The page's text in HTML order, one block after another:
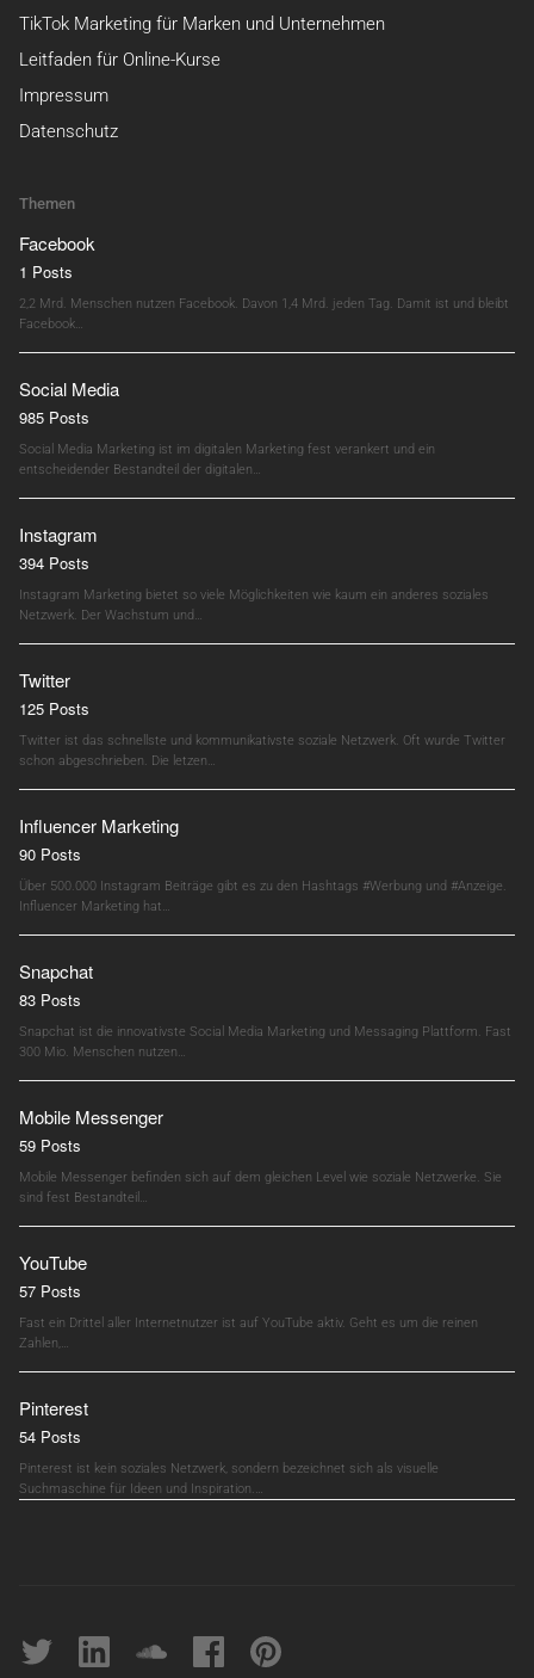
TikTok Marketing für Marken und Unternehmen
Leitfaden für Online-Kurse
Impressum
Datenschutz
Themen
Facebook
1 Posts
2,2 Mrd. Menschen nutzen Facebook. Davon 1,4 Mrd. jeden Tag. Damit ist und bleibt
Facebook…
Social Media
985 Posts
Social Media Marketing ist im digitalen Marketing fest verankert und ein
entscheidender Bestandteil der digitalen…
Instagram
394 Posts
Instagram Marketing bietet so viele Möglichkeiten wie kaum ein anderes soziales
Netzwerk. Der Wachstum und…
Twitter
125 Posts
Twitter ist das schnellste und kommunikativste soziale Netzwerk. Oft wurde Twitter
schon abgeschrieben. Die letzen…
Influencer Marketing
90 Posts
Über 500.000 Instagram Beiträge gibt es zu den Hashtags #Werbung und #Anzeige.
Influencer Marketing hat…
Snapchat
83 Posts
Snapchat ist die innovativste Social Media Marketing und Messaging Plattform. Fast
300 Mio. Menschen nutzen…
Mobile Messenger
59 Posts
Mobile Messenger befinden sich auf dem gleichen Level wie soziale Netzwerke. Sie
sind fest Bestandteil…
YouTube
57 Posts
Fast ein Drittel aller Internetnutzer ist auf YouTube aktiv. Geht es um die reinen
Zahlen,…
Pinterest
54 Posts
Pinterest ist kein soziales Netzwerk, sondern bezeichnet sich als visuelle
Suchmaschine für Ideen und Inspiration.…
Twitter linkedin soundcloudFacebookpinterest